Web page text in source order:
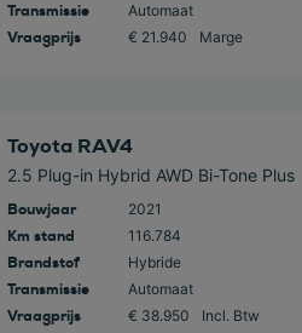
Transmissie Automaat
Vraagprijs € 21.940 Marge
Toyota RAV4
2.5 Plug-in Hybrid AWD Bi-Tone Plus
Bouwjaar 2021
Km stand 116.784
Brandstof Hybride
Transmissie Automaat
Vraagprijs € 38.950 Incl. Btw